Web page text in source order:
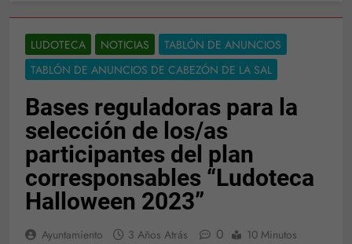
LUDOTECA NOTICIAS
TABLÓN DE ANUNCIOS
TABLÓN DE ANUNCIOS DE CABEZÓN DE LA SAL
Bases reguladoras para la
selección de los/as
participantes del plan
corresponsables “Ludoteca
Halloween 2023”
Ayuntamiento 3 Años Atrás 0 10 Minutos